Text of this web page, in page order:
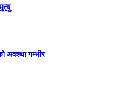
अवश्था गम्भीर